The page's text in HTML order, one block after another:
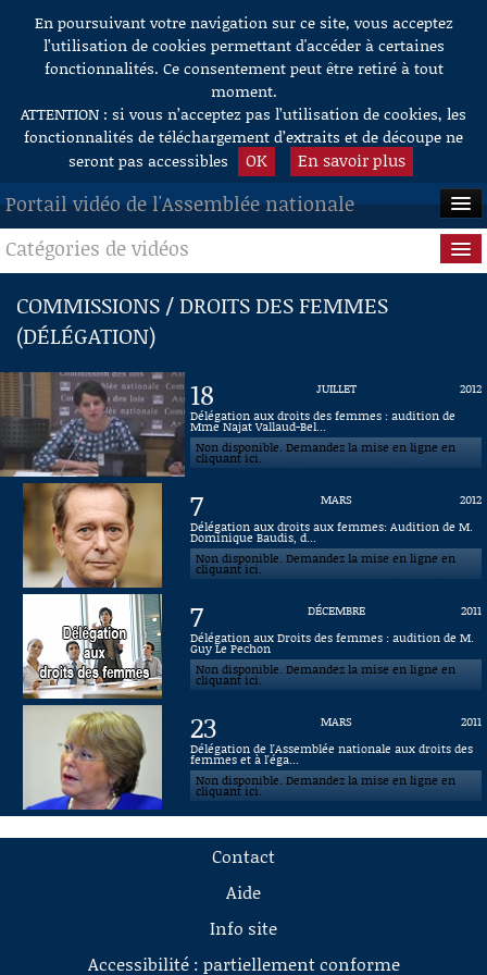
Aller au contenu
En poursuivant votre navigation sur ce site, vous acceptez
l’utilisation de cookies permettant d'accéder à certaines
fonctionnalités. Ce consentement peut être retiré à tout
moment.
ATTENTION : si vous n’acceptez pas l’utilisation de cookies, les
fonctionnalités de téléchargement d’extraits et de découpe ne
seront pas accessibles
OK En savoir plus
Portail vidéo de l'Assemblée nationale
ACCUEIL
EN DIRECT
À LA DEMANDE
RECHERCHE
AIDE À LA DÉCOUPE
DE VIDÉOS
Catégories de vidéos
Séance publique
Questions au Gouvernement
Commissions
Présidence
Connaissance, Histoire
Autres
COMMISSIONS / DROITS DES FEMMES
(DÉLÉGATION)
18 JUILLET
2012
Délégation aux droits des femmes : audition de
Mme Najat Vallaud-Bel...
Non disponible. Demandez la mise en ligne en
cliquant ici.
7 MARS
2012
Délégation aux droits aux femmes: Audition de M.
Dominique Baudis, d...
Non disponible. Demandez la mise en ligne en
cliquant ici.
7 DÉCEMBRE
2011
Délégation aux Droits des femmes : audition de M.
Guy Le Pechon
Non disponible. Demandez la mise en ligne en
cliquant ici.
23 MARS
2011
Délégation de l'Assemblée nationale aux droits des
femmes et à l'éga...
Non disponible. Demandez la mise en ligne en
cliquant ici.
Contact
Aide
Info site
Accessibilité : partiellement conforme